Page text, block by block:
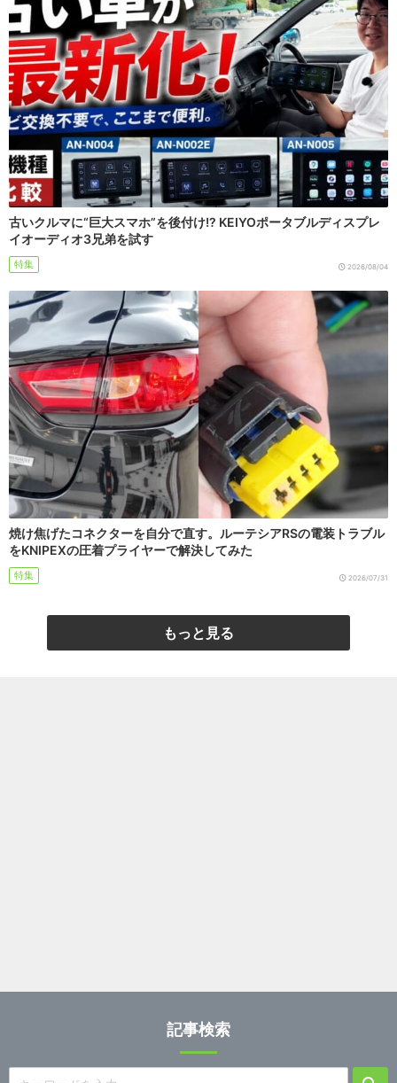
古いクルマに“巨大スマホ”を後付け!? KEIYOポータブルディスプレ
イオーディオ3兄弟を試す
特集 2026/08/04
焼け焦げたコネクターを自分で直す。ルーテシアRSの電装トラブル
をKNIPEXの圧着プライヤーで解決してみた
特集 2026/07/31
もっと見る
記事検索